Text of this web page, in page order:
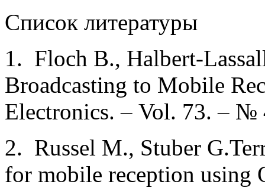
Список литературы
1. Floch В., Halbert-
Broadcasting to Mobile
Electronics.– Vol. 73.– №
2. Russel M., Stuber
for mobile reception using